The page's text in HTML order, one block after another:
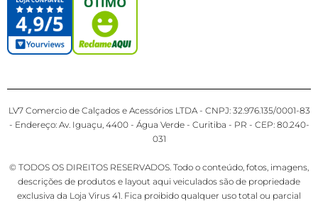
LV7 Comercio de Calçados e Acessórios LTDA - CNPJ: 32.976.135/0001-83
- Endereço: Av. Iguaçu, 4400 - Água Verde - Curitiba - PR - CEP: 80.240-
031
© TODOS OS DIREITOS RESERVADOS. Todo o conteúdo, fotos, imagens,
descrições de produtos e layout aqui veiculados são de propriedade
exclusiva da Loja Virus 41. Fica proibido qualquer uso total ou parcial